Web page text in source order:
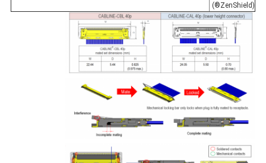
(ZenShield®)